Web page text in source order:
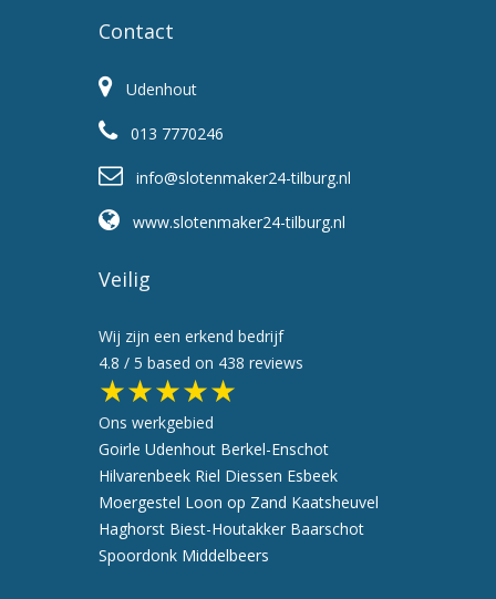
Contact
Udenhout
013 7770246
info@slotenmaker24-tilburg.nl
www.slotenmaker24-tilburg.nl
Veilig
Wij zijn een erkend bedrijf
4.8 / 5 based on 438 reviews
★★★★★
Ons werkgebied
Goirle Udenhout Berkel-Enschot
Hilvarenbeek Riel Diessen Esbeek
Moergestel Loon op Zand Kaatsheuvel
Haghorst Biest-Houtakker Baarschot
Spoordonk Middelbeers